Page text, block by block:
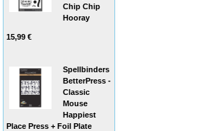
Chip Chip
Hooray
15,99 €
Spellbinders
BetterPress -
Classic
Mouse
Happiest
Place Press + Foil Plate